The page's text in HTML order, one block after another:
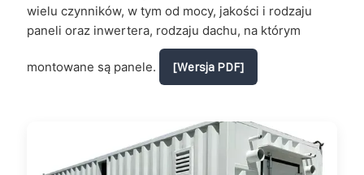
wielu czynników, w tym od mocy, jakości i rodzaju
paneli oraz inwertera, rodzaju dachu, na którym
montowane są panele. [Wersja PDF]